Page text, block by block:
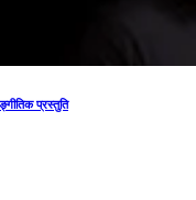
प्रस्तुति